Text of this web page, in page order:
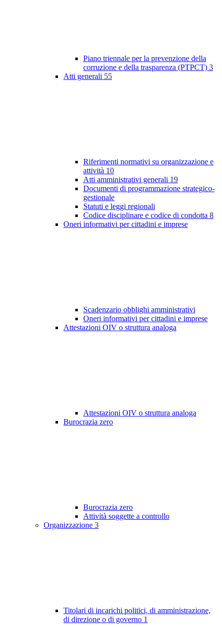
Piano triennale per la prevenzione della
corruzione e della trasparenza (PTPCT) 3
Atti generali 55
Riferimenti normativi su organizzazione e
attività 10
Atti amministrativi generali 19
Documenti di programmazione strategico-
gestionale
Statuti e leggi regionali
Codice disciplinare e codice di condotta 8
Oneri informativi per cittadini e imprese
Scadenzario obblighi amministrativi
Oneri informativi per cittadini e imprese
Attestazioni OIV o struttura analoga
Attestazioni OIV o struttura analoga
Burocrazia zero
Burocrazia zero
Attività soggette a controllo
Organizzazione 3
Titolari di incarichi politici, di amministrazione,
di direzione o di governo 1